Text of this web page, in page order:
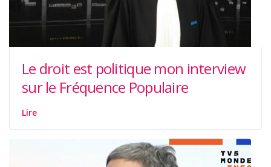
Le droit est politique mon interview
sur le Fréquence Populaire
Lire